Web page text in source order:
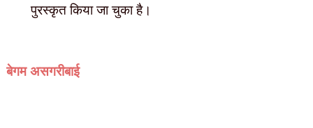
पुरस्कृत किया जा चुका है।
बेगम असगरीबाई